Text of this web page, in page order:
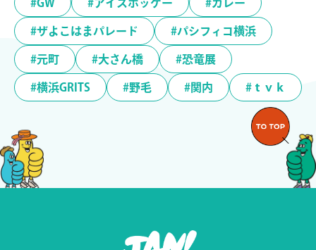
#GW #アイスホッケー #カレー
#ザよこはまパレード #パシフィコ横浜
#元町 #大さん橋 #恐竜展
#横浜GRITS #野毛 #関内 #ｔｖｋ